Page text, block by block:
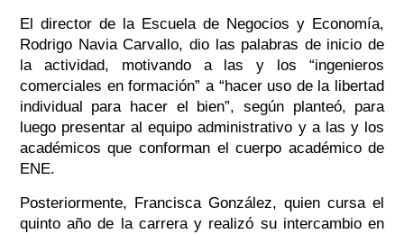
El director de la Escuela de Negocios y Economía,
Rodrigo Navia Carvallo, dio las palabras de inicio de
la actividad, motivando a las y los “ingenieros
comerciales en formación” a “hacer uso de la libertad
individual para hacer el bien”, según planteó, para
luego presentar al equipo administrativo y a las y los
académicos que conforman el cuerpo académico de
ENE.
Posteriormente, Francisca González, quien cursa el
quinto año de la carrera y realizó su intercambio en